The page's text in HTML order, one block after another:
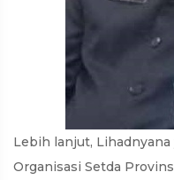
Lebih lanjut,
Organisasi Setda